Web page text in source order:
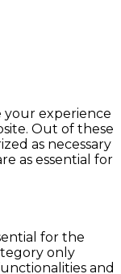
your experience
Out of these
as necessary
as essential for
for the
only
and